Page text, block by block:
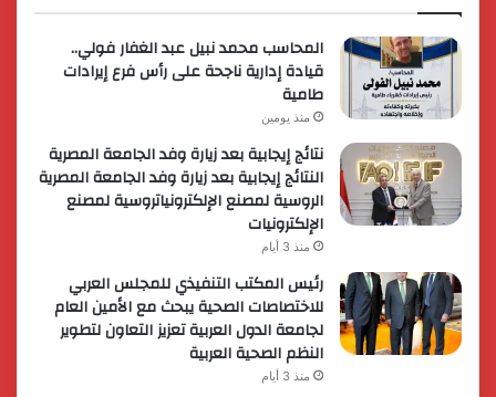
المحاسب محمد نبيل عبد الغفار فولي..
قيادة إدارية ناجحة على رأس فرع إيرادات
طامية
منذ يومين
نتائج إيجابية بعد زيارة وفد الجامعة المصرية
النتائج إيجابية بعد زيارة وفد الجامعة المصرية
الروسية لمصنع الإلكترونياتروسية لمصنع
الإلكترونيات
منذ 3 أيام
رئيس المكتب التنفيذي للمجلس العربي
للاختصاصات الصحية يبحث مع الأمين العام
لجامعة الدول العربية تعزيز التعاون لتطوير
النظم الصحية العربية
منذ 3 أيام